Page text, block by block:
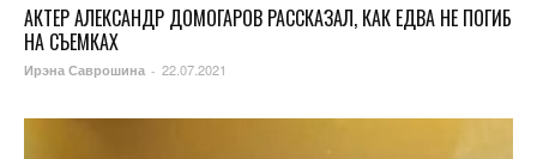
АКТЕР АЛЕКСАНДР ДОМОГАРОВ РАССКАЗАЛ, КАК ЕДВА НЕ ПОГИБ
НА СЪЕМКАХ
Ирэна Саврошина - 22.07.2021